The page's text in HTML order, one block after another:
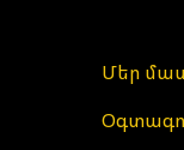
Մեր